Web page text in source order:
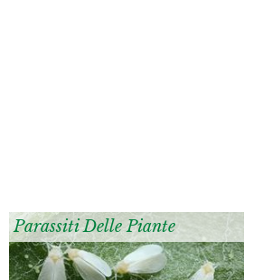
Parassiti Delle Piante